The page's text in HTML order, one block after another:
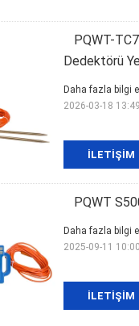
PQWT-
Dedektörü
İLETIŞIM
Daha fazla bilgi
2026-03-18
PQWT
İLETIŞIM
Daha fazla bilgi
2025-09-11